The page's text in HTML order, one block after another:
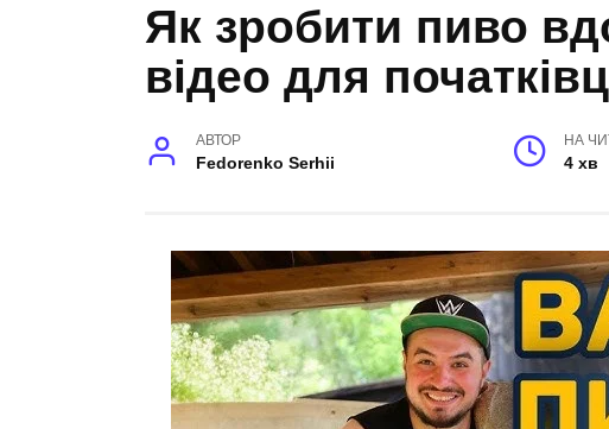
Як зробити пиво
відео для
АВТОР
Fedorenko Serhii
НА
4 хв